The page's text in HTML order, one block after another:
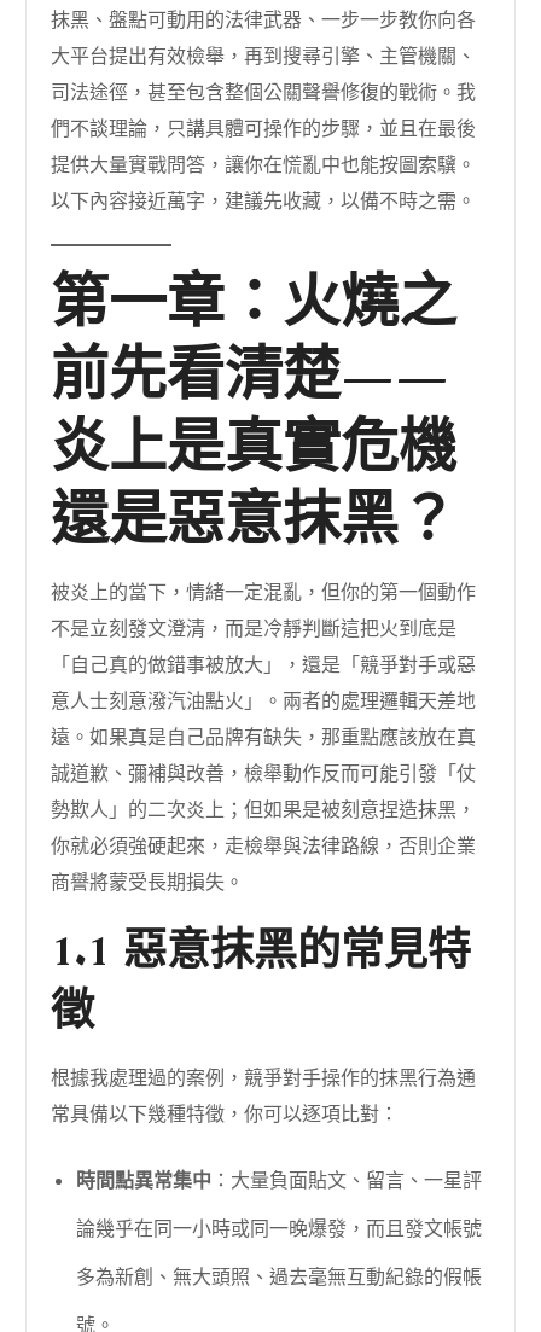
抹黑、盤點可動用的法律武器、一步一步教你向各
大平台提出有效檢舉，再到搜尋引擎、主管機關、
司法途徑，甚至包含整個公關聲譽修復的戰術。我
們不談理論，只講具體可操作的步驟，並且在最後
提供大量實戰問答，讓你在慌亂中也能按圖索驥。
以下內容接近萬字，建議先收藏，以備不時之需。
第一章：火燒之
前先看清楚——
炎上是真實危機
還是惡意抹黑？
被炎上的當下，情緒一定混亂，但你的第一個動作
不是立刻發文澄清，而是冷靜判斷這把火到底是
「自己真的做錯事被放大」，還是「競爭對手或惡
意人士刻意潑汽油點火」。兩者的處理邏輯天差地
遠。如果真是自己品牌有缺失，那重點應該放在真
誠道歉、彌補與改善，檢舉動作反而可能引發「仗
勢欺人」的二次炎上；但如果是被刻意捏造抹黑，
你就必須強硬起來，走檢舉與法律路線，否則企業
商譽將蒙受長期損失。
1.1 惡意抹黑的常見特
徵
根據我處理過的案例，競爭對手操作的抹黑行為通
常具備以下幾種特徵，你可以逐項比對：
時間點異常集中 ：大量負面貼文、留言、一星評
論幾乎在同一小時或同一晚爆發，而且發文帳號
多為新創、無大頭照、過去毫無互動紀錄的假帳
號。